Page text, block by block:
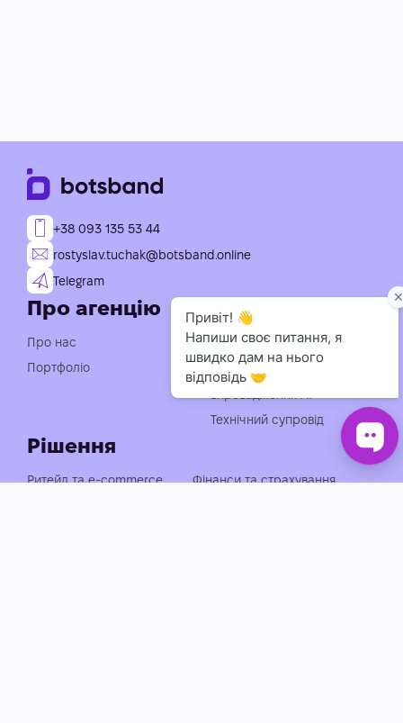
+38 093 135 53 44
rostyslav.tuchak@botsband.online
Telegram
Про агенцію
Про нас
Портфоліо
Рішення
Ритейл та e-commerce
Фінанси та страхування
Послуги
Індивідуальна розробка
чат-ботів
Консультація із
Технічний супровід